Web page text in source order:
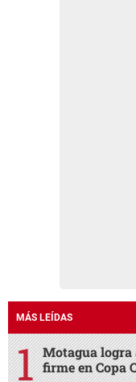
MÁS LEÍDAS
Motagua logra
firme en Copa